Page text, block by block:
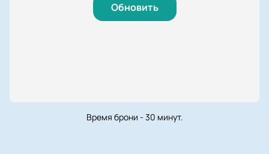
Обновить
Время брони - 30 минут.